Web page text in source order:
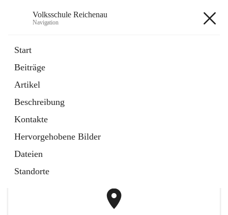
Volksschule Reichenau
Navigation
Start
Beiträge
Artikel
Beschreibung
Kontakte
Hervorgehobene Bilder
Dateien
Standorte
Externe Webseite
in
Tab
Toni Klix Maustraining
Externe Webseite
öffnet
in
neuem
Tab